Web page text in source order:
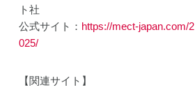
ト社
公式サイト： https://mect-japan.com/2
025/
【関連サイト】